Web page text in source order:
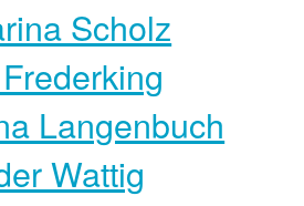
Scholz
Langenbuch
Wattig